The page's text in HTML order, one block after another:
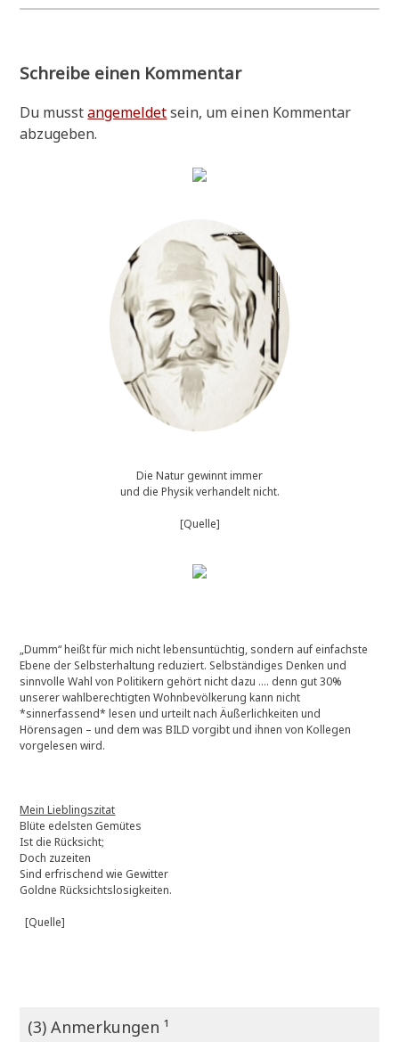
Schreibe einen Kommentar
Du musstangemeldetsein, um einen Kommentar
abzugeben.
Die Natur gewinnt immer
und die Physik verhandelt nicht.
[Quelle]
„Dumm“ heißt für mich nicht lebensuntüchtig, sondern auf einfachste
Ebene der Selbsterhaltung reduziert. Selbständiges Denken und
sinnvolle Wahl von Politikern gehört nicht dazu …. denn gut 30%
unserer wahlberechtigten Wohnbevölkerung kann nicht
*sinnerfassend* lesen und urteilt nach Äußerlichkeiten und
Hörensagen – und dem was BILD vorgibt und ihnen von Kollegen
vorgelesen wird.
Mein Lieblingszitat
Blüte edelsten Gemütes
Ist die Rücksicht;
Doch zuzeiten
Sind erfrischend wie Gewitter
Goldne Rücksichtslosigkeiten.
[Quelle]
(3) Anmerkungen ¹